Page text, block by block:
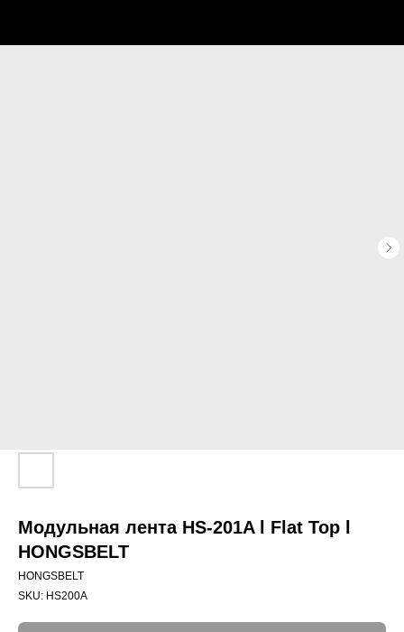
Модульная лента HS-201A l Flat Top l
HONGSBELT
HONGSBELT
SKU: HS200A